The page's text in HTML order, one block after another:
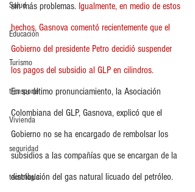
Salud
Educación
Turismo
transporte
Vivienda
seguridad
tecnología
sin más problemas. Igualmente, en medio de estos
hechos, Gasnova comentó recientemente que el
Gobierno del presidente Petro decidió suspender
los pagos del subsidio al GLP en cilindros.
En su último pronunciamiento, la Asociación
Colombiana del GLP, Gasnova, explicó que el
Gobierno no se ha encargado de rembolsar los
subsidios a las compañías que se encargan de la
distribución del gas natural licuado del petróleo.